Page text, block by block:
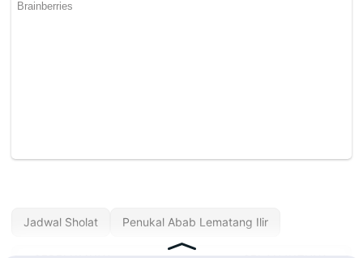
Jadwal Sholat Penukal Abab Lematang Ilir